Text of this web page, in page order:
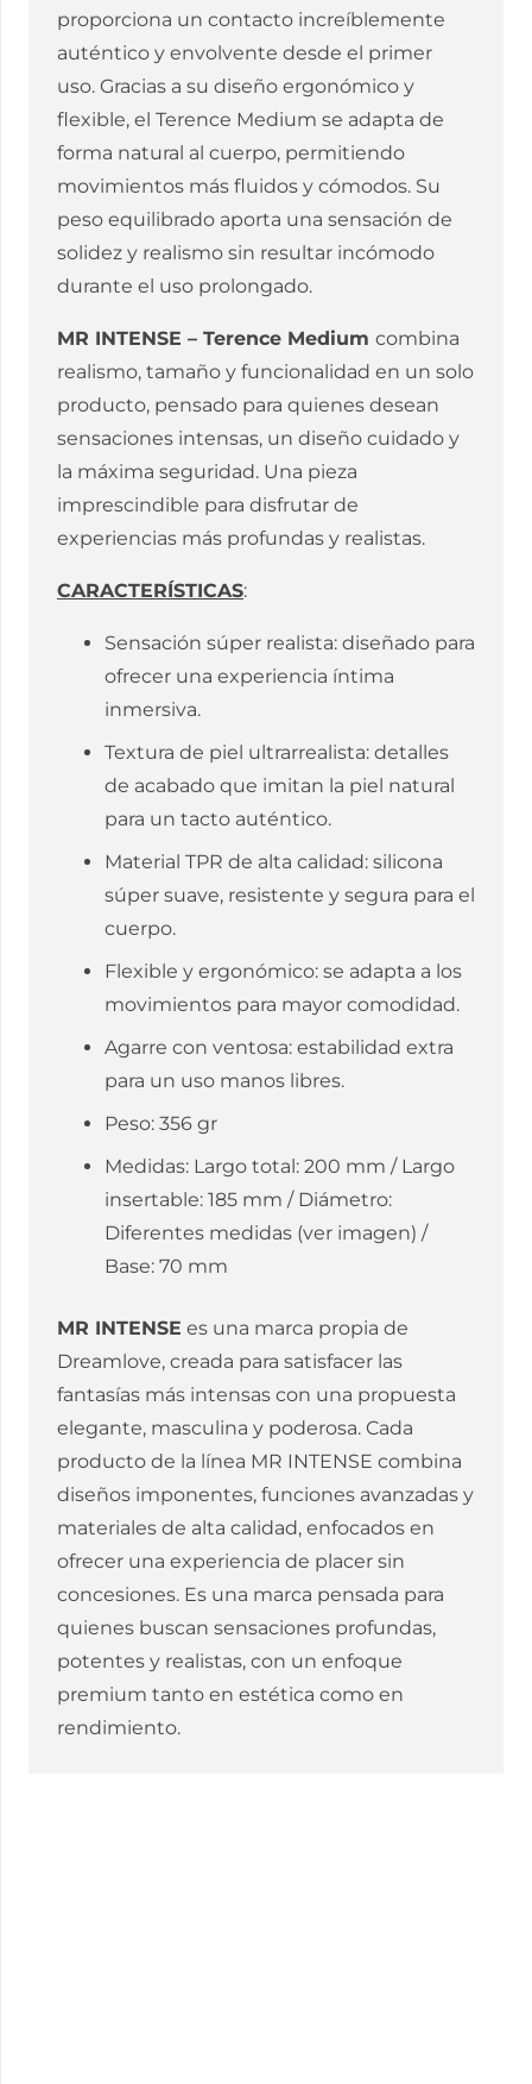
proporciona un contacto increíblemente
auténtico y envolvente desde el primer
uso. Gracias a su diseño ergonómico y
flexible, el Terence Medium se adapta de
forma natural al cuerpo, permitiendo
movimientos más fluidos y cómodos. Su
peso equilibrado aporta una sensación de
solidez y realismo sin resultar incómodo
durante el uso prolongado.
MR INTENSE – Terence Medium combina
realismo, tamaño y funcionalidad en un solo
producto, pensado para quienes desean
sensaciones intensas, un diseño cuidado y
la máxima seguridad. Una pieza
imprescindible para disfrutar de
experiencias más profundas y realistas.
CARACTERÍSTICAS:
Sensación súper realista: diseñado para
ofrecer una experiencia íntima
inmersiva.
Textura de piel ultrarrealista: detalles
de acabado que imitan la piel natural
para un tacto auténtico.
Material TPR de alta calidad: silicona
súper suave, resistente y segura para el
cuerpo.
Flexible y ergonómico: se adapta a los
movimientos para mayor comodidad.
Agarre con ventosa: estabilidad extra
para un uso manos libres.
Peso: 356 gr
Medidas: Largo total: 200 mm / Largo
insertable: 185 mm / Diámetro:
Diferentes medidas (ver imagen) /
Base: 70 mm
MR INTENSE es una marca propia de
Dreamlove, creada para satisfacer las
fantasías más intensas con una propuesta
elegante, masculina y poderosa. Cada
producto de la línea MR INTENSE combina
diseños imponentes, funciones avanzadas y
materiales de alta calidad, enfocados en
ofrecer una experiencia de placer sin
concesiones. Es una marca pensada para
quienes buscan sensaciones profundas,
potentes y realistas, con un enfoque
premium tanto en estética como en
rendimiento.